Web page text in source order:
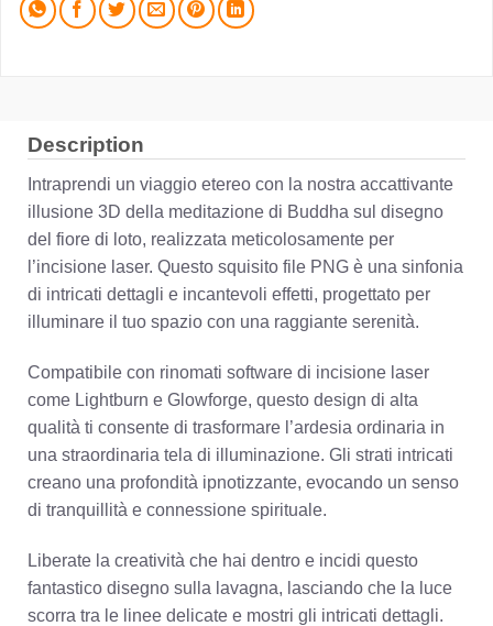
Description
Intraprendi un viaggio etereo con la nostra accattivante
illusione 3D della meditazione di Buddha sul disegno
del fiore di loto, realizzata meticolosamente per
l’incisione laser. Questo squisito file PNG è una sinfonia
di intricati dettagli e incantevoli effetti, progettato per
illuminare il tuo spazio con una raggiante serenità.
Compatibile con rinomati software di incisione laser
come Lightburn e Glowforge, questo design di alta
qualità ti consente di trasformare l’ardesia ordinaria in
una straordinaria tela di illuminazione. Gli strati intricati
creano una profondità ipnotizzante, evocando un senso
di tranquillità e connessione spirituale.
Liberate la creatività che hai dentro e incidi questo
fantastico disegno sulla lavagna, lasciando che la luce
scorra tra le linee delicate e mostri gli intricati dettagli.